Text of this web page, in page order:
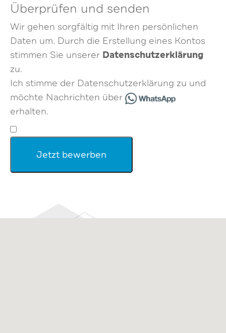
Überprüfen und senden
Wir gehen sorgfältig mit Ihren persönlichen
Daten um. Durch die Erstellung eines Kontos
stimmen Sie unserer Datenschutzerklärung
zu.
Ich stimme der Datenschutzerklärung zu und
möchte Nachrichten über
erhalten.
Jetzt bewerben